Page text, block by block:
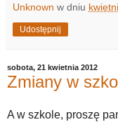
Unknown w dniu
Udostępnij
sobota, 21 kwietnia 2012
Zmiany w
A w szkole, proszę